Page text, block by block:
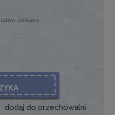
dostawy
dodaj do przechowalni